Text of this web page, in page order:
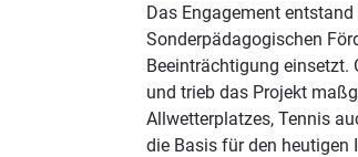
Das Engagement
Sonderpädagogischen
Beeinträchtigung einsetzt.
und trieb das Projekt
Allwetterplatzes, Tennis
die Basis für den